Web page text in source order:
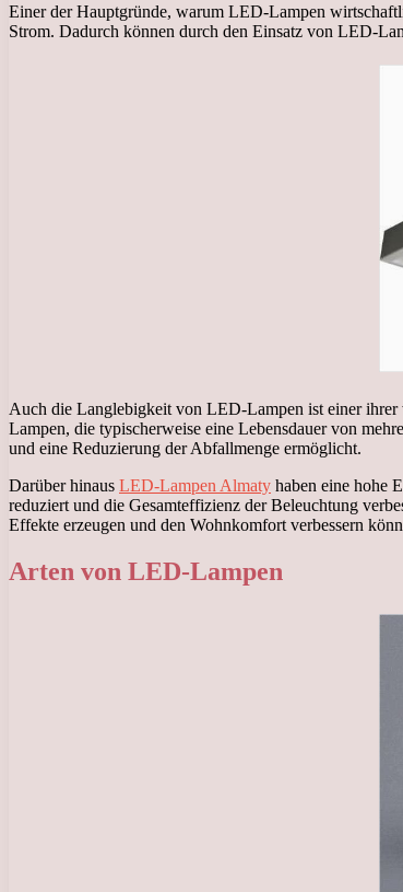
Einer der Hauptgründe, warum LED-Lampen
Strom. Dadurch können durch den Einsatz von LED-
Auch die Langlebigkeit von LED-Lampen ist einer ihrer
Lampen, die typischerweise eine Lebensdauer von
und eine Reduzierung der Abfallmenge ermöglicht.
Darüber hinaus LED-Lampen Almaty haben eine hohe
reduziert und die Gesamteffizienz der Beleuchtung
Effekte erzeugen und den Wohnkomfort verbessern
Arten von LED-Lampen